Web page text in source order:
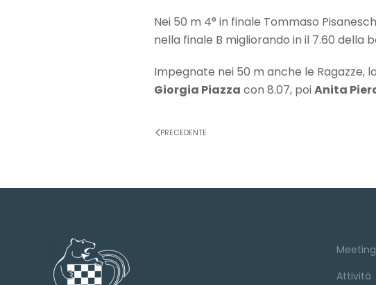
Nei 50 m 4° in finale Tommaso
nella finale B migliorando in il 7.60 della
Impegnate nei 50 m anche le Ragazze,
Giorgia Piazza con 8.07, poiAnita
PRECEDENTE
Attività